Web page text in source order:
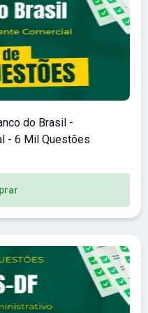
do Brasil -
- 6 Mil Questões